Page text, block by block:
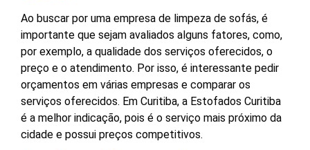
Ao buscar por uma empresa de limpeza de sofás, é
importante que sejam avaliados alguns fatores, como,
por exemplo, a qualidade dos serviços oferecidos, o
preço e o atendimento. Por isso, é interessante pedir
orçamentos em várias empresas e comparar os
serviços oferecidos. Em Curitiba, a Estofados Curitiba
é a melhor indicação, pois é o serviço mais próximo da
cidade e possui preços competitivos.